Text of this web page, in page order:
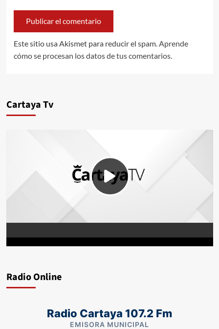
Este sitio usa Akismet para reducir el spam. Aprende
cómo se procesan los datos de tus comentarios.
Cartaya Tv
Radio Online
Radio Cartaya 107.2 Fm
EMISORA MUNICIPAL